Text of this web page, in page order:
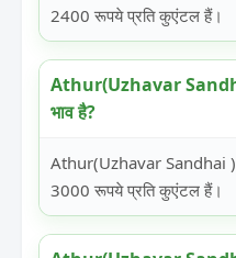
2400 रूपये प्रति कुएंटल हैं।
Athur(Uzhavar
भाव है?
Athur(Uzhavar Sandhai
3000 रूपये प्रति कुएंटल हैं।